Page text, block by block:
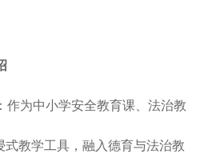
作为中小学安全教育课、法治教
教学工具，融入德育与法治教